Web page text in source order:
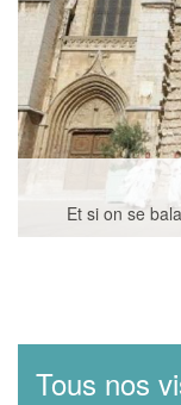
Et si on se
Tous nos